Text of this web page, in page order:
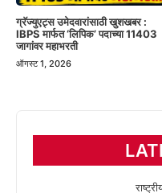
ग्रॅज्युएट्स उमेदवारांसाठी खुशखबर :
IBPS मार्फत ‘लिपिक’ पदाच्या 11403
जागांवर महाभरती
ऑगस्ट 1, 2026